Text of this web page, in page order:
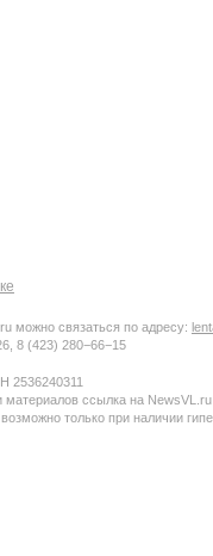
можно связаться по адресу:
8 (423) 280−66−15
ссылка на NewsVL.ru
только при наличии